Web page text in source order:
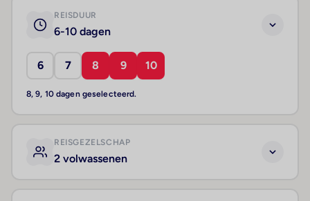
REISDUUR
6-10 dagen
6 7 8 9 10
8, 9, 10 dagen geselecteerd.
REISGEZELSCHAP
2 volwassenen